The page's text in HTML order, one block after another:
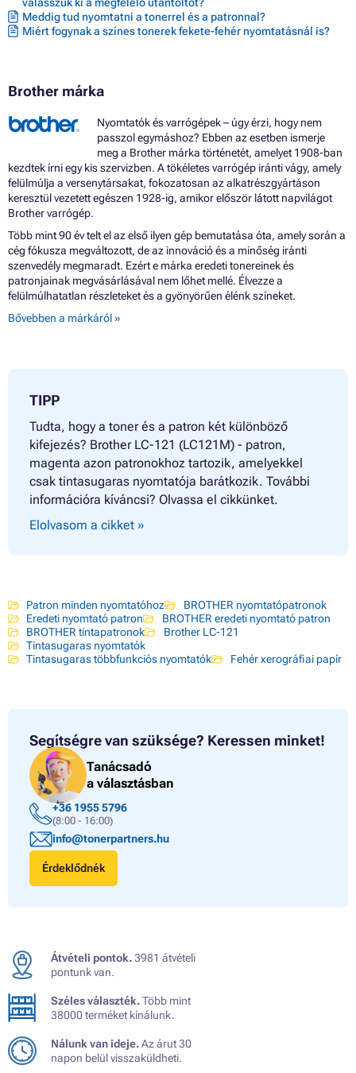
Meddig tud nyomtatni a tonerrel és a patronnal?
Miért fogynak a színes tonerek fekete-fehér nyomtatásnál is?
Brother márka
Nyomtatók és varrógépek – úgy érzi, hogy nem
passzol egymáshoz? Ebben az esetben ismerje
meg a Brother márka történetét, amelyet 1908-ban
kezdtek írni egy kis szervizben. A tökéletes varrógép iránti vágy, amely
felülmúlja a versenytársakat, fokozatosan az alkatrészgyártáson
keresztül vezetett egészen 1928-ig, amikor először látott napvilágot
Brother varrógép.
Több mint 90 év telt el az első ilyen gép bemutatása óta, amely során a
cég fókusza megváltozott, de az innováció és a minőség iránti
szenvedély megmaradt. Ezért e márka eredeti tonereinek és
patronjainak megvásárlásával nem lőhet mellé. Élvezze a
felülmúlhatatlan részleteket és a gyönyörűen élénk színeket.
Bővebben a márkáról »
TIPP
Tudta, hogy a toner és a patron két különböző
kifejezés? Brother LC-121 (LC121M) - patron,
magenta azon patronokhoz tartozik, amelyekkel
csak tintasugaras nyomtatója barátkozik. További
információra kíváncsi? Olvassa el cikkünket.
Elolvasom a cikket »
Patron minden nyomtatóhoz
BROTHER nyomtatópatronok
Eredeti nyomtató patron
BROTHER eredeti nyomtató patron
BROTHER tintapatronok
Brother LC-121
Tintasugaras nyomtatók
Tintasugaras többfunkciós nyomtatók
Fehér xerográfiai papír
Segítségre van szüksége? Keressen minket!
Tanácsadó
a választásban
+36 1955 5796
(8:00 - 16:00)
info@tonerpartners.hu
Érdeklődnék
Átvételi pontok.3981 átvételi
pontunk van.
Széles választék.Több mint
38000 terméket kínálunk.
Nálunk van ideje.Az árut 30
napon belül visszaküldheti.